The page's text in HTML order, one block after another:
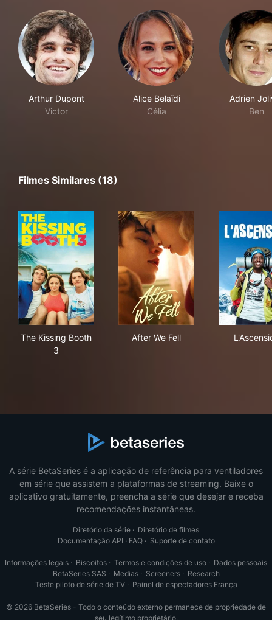
Arthur Dupont
Victor
Alice Belaïdi
Célia
Adrien
Ben
Filmes Similares (18)
The Kissing Booth
3
After We Fell
A série BetaSeries é a aplicação de referência para ventiladores
em série que assistem a plataformas de streaming. Baixe o
aplicativo gratuitamente, preencha a série que desejar e receba
recomendações instantâneas.
Diretório da série · Diretório de filmes
Documentação API · FAQ· Suporte de contato
Informações legais · Biscoitos · Termos e condições de uso · Dados pessoais
BetaSeries SAS · Medias· Screeners· Research
Teste piloto de série de TV· Painel de espectadores França
© 2026 BetaSeries - Todo o conteúdo externo permanece de propriedade de
seu legítimo proprietário.